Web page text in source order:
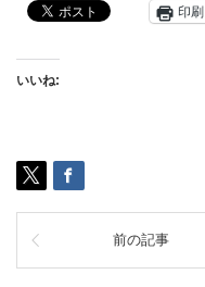
印刷
いいね:
前の記事